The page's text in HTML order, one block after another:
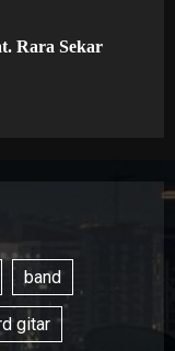
Rara Sekar
band
gitar